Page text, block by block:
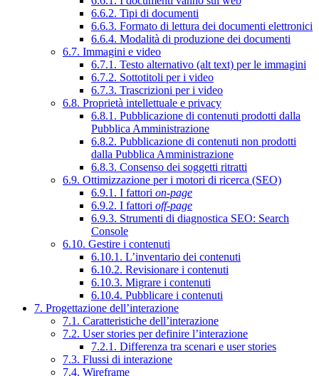
6.6.2. Tipi di documenti
6.6.3. Formato di lettura dei documenti elettronici
6.6.4. Modalità di produzione dei documenti
6.7. Immagini e video
6.7.1. Testo alternativo (alt text) per le immagini
6.7.2. Sottotitoli per i video
6.7.3. Trascrizioni per i video
6.8. Proprietà intellettuale e privacy
6.8.1. Pubblicazione di contenuti prodotti dalla
Pubblica Amministrazione
6.8.2. Pubblicazione di contenuti non prodotti
dalla Pubblica Amministrazione
6.8.3. Consenso dei soggetti ritratti
6.9. Ottimizzazione per i motori di ricerca (SEO)
6.9.1. I fattori on-page
6.9.2. I fattori off-page
6.9.3. Strumenti di diagnostica SEO: Search
Console
6.10. Gestire i contenuti
6.10.1. L’inventario dei contenuti
6.10.2. Revisionare i contenuti
6.10.3. Migrare i contenuti
6.10.4. Pubblicare i contenuti
7. Progettazione dell’interazione
7.1. Caratteristiche dell’interazione
7.2. User stories per definire l’interazione
7.2.1. Differenza tra scenari e user stories
7.3. Flussi di interazione
7.4. Wireframe